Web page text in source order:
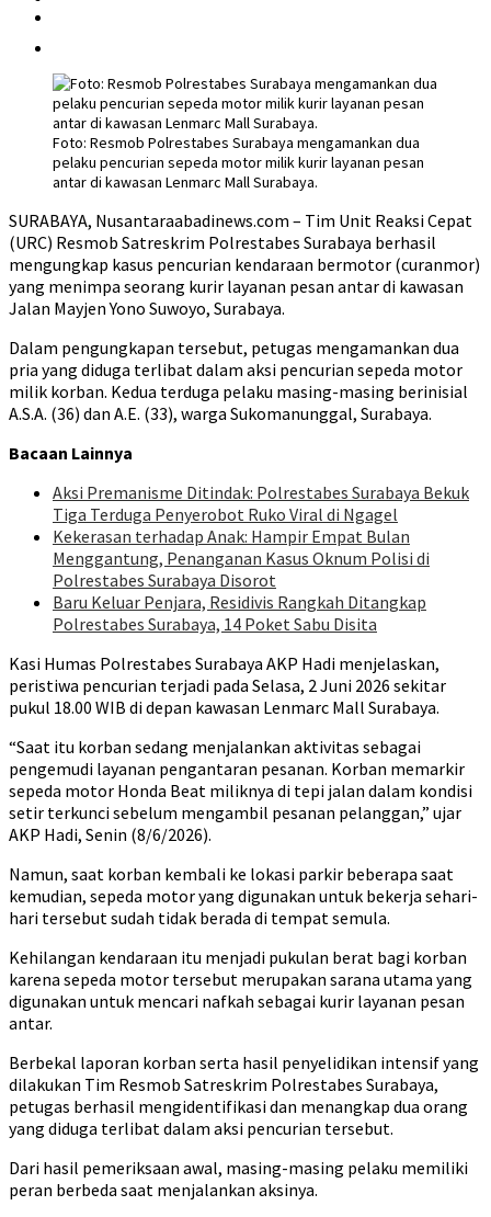
Foto: Resmob Polrestabes Surabaya mengamankan dua
pelaku pencurian sepeda motor milik kurir layanan pesan
antar di kawasan Lenmarc Mall Surabaya.
SURABAYA, Nusantaraabadinews.com – Tim Unit Reaksi Cepat
(URC) Resmob Satreskrim Polrestabes Surabaya berhasil
mengungkap kasus pencurian kendaraan bermotor (curanmor)
yang menimpa seorang kurir layanan pesan antar di kawasan
Jalan Mayjen Yono Suwoyo, Surabaya.
Dalam pengungkapan tersebut, petugas mengamankan dua
pria yang diduga terlibat dalam aksi pencurian sepeda motor
milik korban. Kedua terduga pelaku masing-masing berinisial
A.S.A. (36) dan A.E. (33), warga Sukomanunggal, Surabaya.
Bacaan Lainnya
Aksi Premanisme Ditindak: Polrestabes Surabaya Bekuk
Tiga Terduga Penyerobot Ruko Viral di Ngagel
Kekerasan terhadap Anak: Hampir Empat Bulan
Menggantung, Penanganan Kasus Oknum Polisi di
Polrestabes Surabaya Disorot
Baru Keluar Penjara, Residivis Rangkah Ditangkap
Polrestabes Surabaya, 14 Poket Sabu Disita
Kasi Humas Polrestabes Surabaya AKP Hadi menjelaskan,
peristiwa pencurian terjadi pada Selasa, 2 Juni 2026 sekitar
pukul 18.00 WIB di depan kawasan Lenmarc Mall Surabaya.
“Saat itu korban sedang menjalankan aktivitas sebagai
pengemudi layanan pengantaran pesanan. Korban memarkir
sepeda motor Honda Beat miliknya di tepi jalan dalam kondisi
setir terkunci sebelum mengambil pesanan pelanggan,” ujar
AKP Hadi, Senin (8/6/2026).
Namun, saat korban kembali ke lokasi parkir beberapa saat
kemudian, sepeda motor yang digunakan untuk bekerja sehari-
hari tersebut sudah tidak berada di tempat semula.
Kehilangan kendaraan itu menjadi pukulan berat bagi korban
karena sepeda motor tersebut merupakan sarana utama yang
digunakan untuk mencari nafkah sebagai kurir layanan pesan
antar.
Berbekal laporan korban serta hasil penyelidikan intensif yang
dilakukan Tim Resmob Satreskrim Polrestabes Surabaya,
petugas berhasil mengidentifikasi dan menangkap dua orang
yang diduga terlibat dalam aksi pencurian tersebut.
Dari hasil pemeriksaan awal, masing-masing pelaku memiliki
peran berbeda saat menjalankan aksinya.